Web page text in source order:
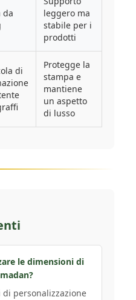
da
leggero ma
stabile per i
prodotti
di
Protegge la
stampa e
mantiene
un aspetto
di lusso
le dimensioni di
di personalizzazione